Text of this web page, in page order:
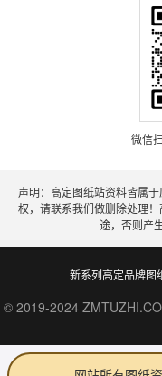
微信
声明：高定图纸站资料皆属
权，请联系我们做删除处理
途，否则产
新系列高定品牌图
© 2019-2024